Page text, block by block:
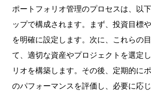
ポートフォリオ管理のプロセスは、以
ップで構成されます。まず、投資目標
を明確に設定します。次に、これらの
て、適切な資産やプロジェクトを選定
リオを構築します。その後、定期的に
のパフォーマンスを評価し、必要に応